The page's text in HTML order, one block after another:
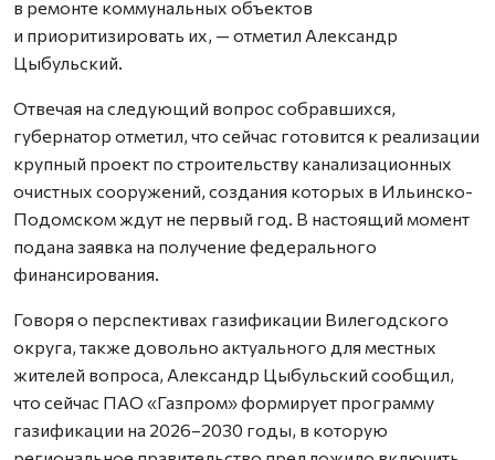
в ремонте коммунальных объектов
и приоритизировать их, — отметил Александр
Цыбульский.
Отвечая на следующий вопрос собравшихся,
губернатор отметил, что сейчас готовится к реализации
крупный проект по строительству канализационных
очистных сооружений, создания которых в Ильинско-
Подомском ждут не первый год. В настоящий момент
подана заявка на получение федерального
финансирования.
Говоря о перспективах газификации Вилегодского
округа, также довольно актуального для местных
жителей вопроса, Александр Цыбульский сообщил,
что сейчас ПАО «Газпром» формирует программу
газификации на 2026–2030 годы, в которую